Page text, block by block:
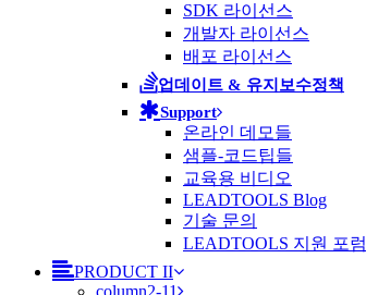
SDK 라이선스
개발자 라이선스
배포 라이선스
업데이트 & 유지보수정책
Support
온라인 데모들
샘플-코드팁들
교육용 비디오
LEADTOOLS Blog
기술 문의
LEADTOOLS 지원 포럼
PRODUCT II
column2-11